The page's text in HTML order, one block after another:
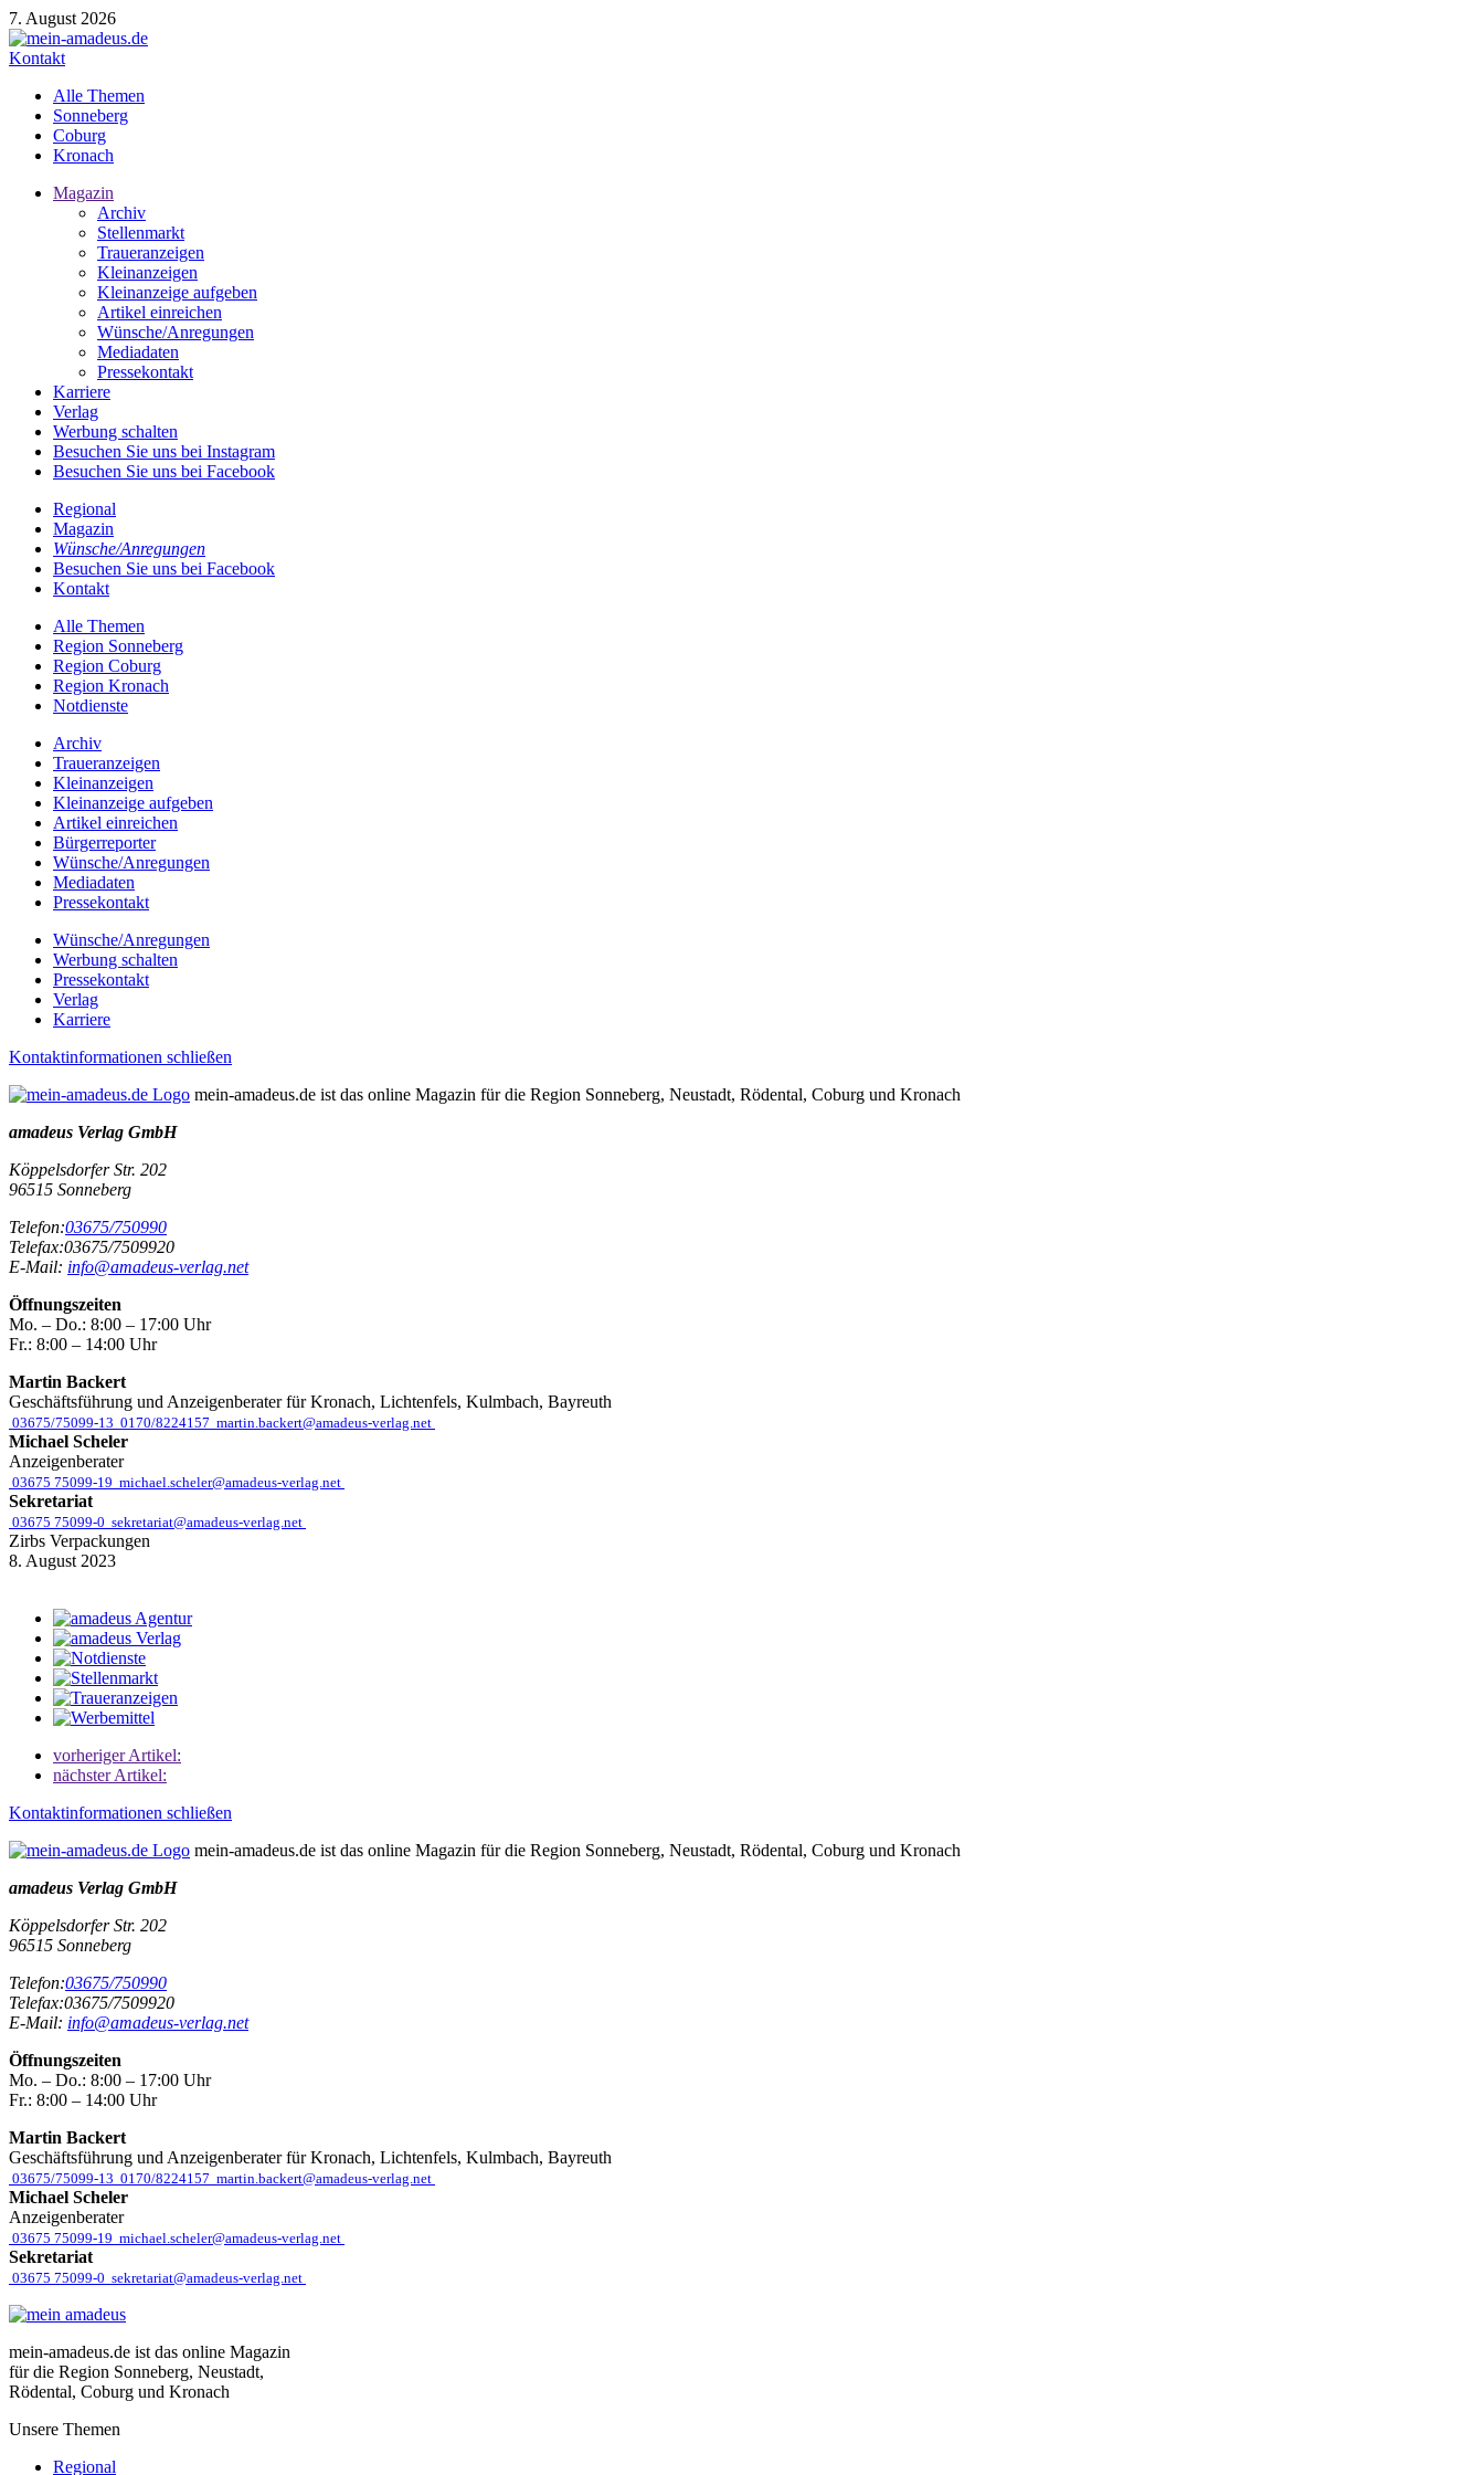
7. August 2026
Kontakt
Alle Themen
Sonneberg
Coburg
Kronach
Magazin
Archiv
Stellenmarkt
Traueranzeigen
Kleinanzeigen
Kleinanzeige aufgeben
Artikel einreichen
Wünsche/Anregungen
Mediadaten
Pressekontakt
Karriere
Verlag
Werbung schalten
Besuchen Sie uns bei Instagram
Besuchen Sie uns bei Facebook
Regional
Magazin
Wünsche/Anregungen
Besuchen Sie uns bei Facebook
Kontakt
Alle Themen
Region Sonneberg
Region Coburg
Region Kronach
Notdienste
Archiv
Traueranzeigen
Kleinanzeigen
Kleinanzeige aufgeben
Artikel einreichen
Bürgerreporter
Wünsche/Anregungen
Mediadaten
Pressekontakt
Wünsche/Anregungen
Werbung schalten
Pressekontakt
Verlag
Karriere
Kontaktinformationen schließen
mein-amadeus.de ist das online Magazin für die Region Sonneberg, Neustadt, Rödental, Coburg und Kronach
amadeus Verlag GmbH
Köppelsdorfer Str. 202
96515 Sonneberg
Telefon:03675/750990
Telefax:03675/7509920
E-Mail: info@amadeus-verlag.net
Öffnungszeiten
Mo. – Do.: 8:00 – 17:00 Uhr
Fr.: 8:00 – 14:00 Uhr
Martin Backert
Geschäftsführung und Anzeigenberater für Kronach, Lichtenfels, Kulmbach, Bayreuth
03675/75099-13 0170/8224157 martin.backert@amadeus-verlag.net
Michael Scheler
Anzeigenberater
03675 75099-19 michael.scheler@amadeus-verlag.net
Sekretariat
03675 75099-0 sekretariat@amadeus-verlag.net
Zirbs Verpackungen
8. August 2023
vorheriger Artikel:
nächster Artikel:
Kontaktinformationen schließen
mein-amadeus.de ist das online Magazin für die Region Sonneberg, Neustadt, Rödental, Coburg und Kronach
amadeus Verlag GmbH
Köppelsdorfer Str. 202
96515 Sonneberg
Telefon:03675/750990
Telefax:03675/7509920
E-Mail: info@amadeus-verlag.net
Öffnungszeiten
Mo. – Do.: 8:00 – 17:00 Uhr
Fr.: 8:00 – 14:00 Uhr
Martin Backert
Geschäftsführung und Anzeigenberater für Kronach, Lichtenfels, Kulmbach, Bayreuth
03675/75099-13 0170/8224157 martin.backert@amadeus-verlag.net
Michael Scheler
Anzeigenberater
03675 75099-19 michael.scheler@amadeus-verlag.net
Sekretariat
03675 75099-0 sekretariat@amadeus-verlag.net
mein-amadeus.de ist das online Magazin
für die Region Sonneberg, Neustadt,
Rödental, Coburg und Kronach
Unsere Themen
Regional